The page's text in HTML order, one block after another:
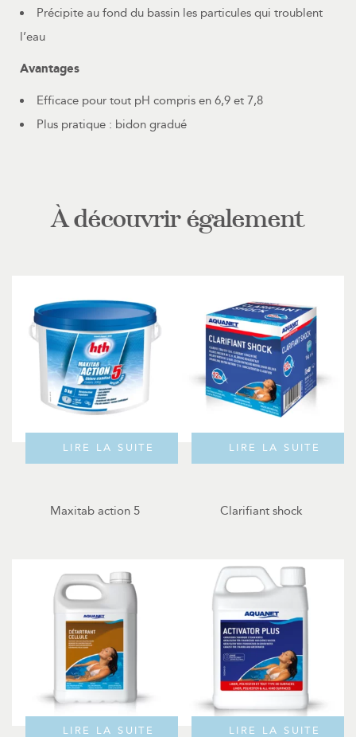
Précipite au fond du bassin les particules qui troublent
l’eau
Avantages
Efficace pour tout pH compris en 6,9 et 7,8
Plus pratique : bidon gradué
À découvrir également
LIRE LA SUITE
Maxitab action 5
LIRE LA SUITE
Clarifiant shock
LIRE LA SUITE LIRE LA SUITE